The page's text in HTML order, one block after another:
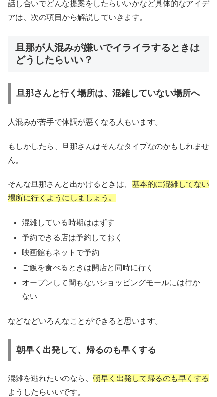
話し合いでどんな提案をしたらいいかなど具体的なアイデ
アは、次の項目から解説していきます。
旦那が人混みが嫌いでイライラするときは
どうしたらいい？
旦那さんと行く場所は、混雑していない場所へ
人混みが苦手で体調が悪くなる人もいます。
もしかしたら、旦那さんはそんなタイプなのかもしれませ
ん。
そんな旦那さんと出かけるときは、 基本的に混雑してない
場所に行くようにしましょう。
混雑している時期ははずす
予約できる店は予約しておく
映画館もネットで予約
ご飯を食べるときは開店と同時に行く
オープンして間もないショッピングモールには行か
ない
などなどいろんなことができると思います。
朝早く出発して、帰るのも早くする
混雑を逃れたいのなら、 朝早く出発して帰るのも早くする
ようしたらいいです。